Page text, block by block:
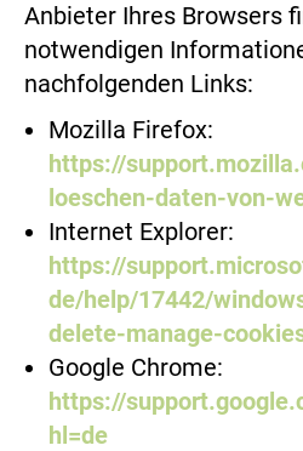
Anbieter Ihres Browsers
notwendigen
nachfolgenden Links:
Mozilla Firefox:
https://
loeschen-daten-von-
Internet Explorer:
https://
de/help/17442/
delete-manage-
Google Chrome:
https://
hl=de